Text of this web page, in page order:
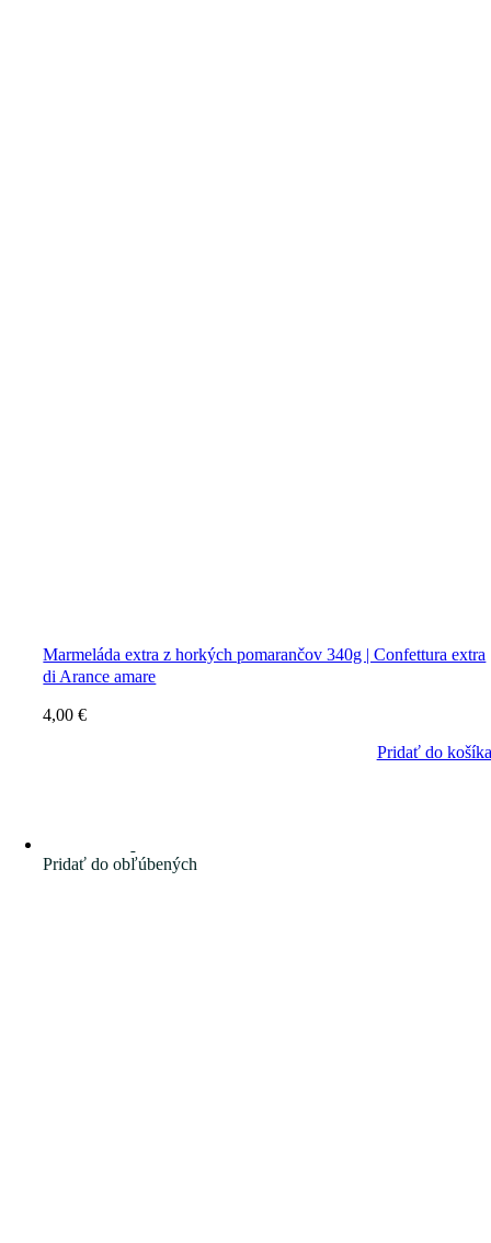
Marmeláda extra z horkých pomarančov 340g | Confettura extra
di Arance amare
4,00€
Pridať do košíka
Pridať do obľúbených